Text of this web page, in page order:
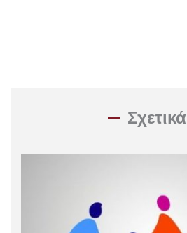
Σχετικά